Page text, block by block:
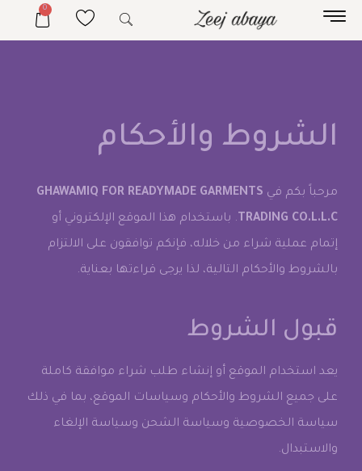
0
الشروط والأحكام
مرحباً بكم في GHAWAMIQ FOR READYMADE GARMENTS
TRADING CO.L.L.C . باستخدام هذا الموقع الإلكتروني أو
إتمام عملية شراء من خلاله، فإنكم توافقون على الالتزام
بالشروط والأحكام التالية، لذا يرجى قراءتها بعناية.
قبول الشروط
يعد استخدام الموقع أو إنشاء طلب شراء موافقة كاملة
على جميع الشروط والأحكام وسياسات الموقع، بما في ذلك
سياسة الخصوصية وسياسة الشحن وسياسة الإلغاء
والاستبدال.